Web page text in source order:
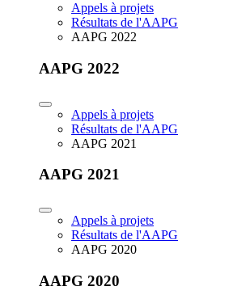
Appels à projets
Résultats de l'AAPG
AAPG 2022
AAPG 2022
Appels à projets
Résultats de l'AAPG
AAPG 2021
AAPG 2021
Appels à projets
Résultats de l'AAPG
AAPG 2020
AAPG 2020